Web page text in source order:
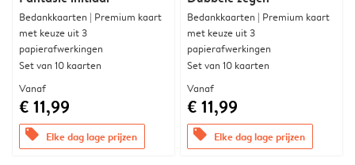
Bedankkaarten | Premium kaart
met keuze uit 3
papierafwerkingen
Set van 10 kaarten
Vanaf
€ 11,99
offers Elke dag lage prijzen
Bedankkaarten | Premium kaart
met keuze uit 3
papierafwerkingen
Set van 10 kaarten
Vanaf
€ 11,99
offers Elke dag lage prijzen